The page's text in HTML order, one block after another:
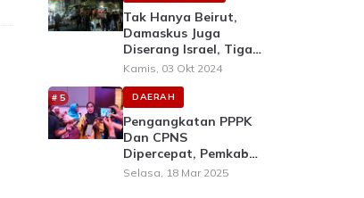
Tak Hanya Beirut,
Damaskus Juga
Diserang Israel, Tiga
Warga Tewas
Kamis, 03 Okt 2024
DAERAH
Pengangkatan PPPK
Dan CPNS
Dipercepat, Pemkab
Barru Siap Tindak
Selasa, 18 Mar 2025